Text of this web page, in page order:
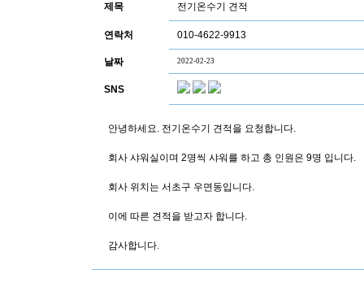
제목 전기온수기 견적
연락처 010-4622-9913
날짜 2022-02-23
SNS
안녕하세요. 전기온수기 견적을 요청합니다.
회사 샤워실이며 2명씩 샤워를 하고 총 인원은 9명 입니다.
회사 위치는 서초구 우면동입니다.
이에 따른 견적을 받고자 합니다.
감사합니다.